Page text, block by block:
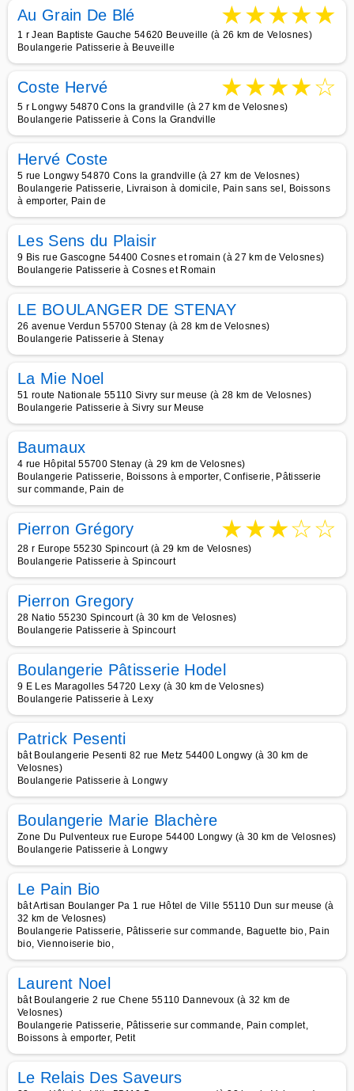
Au Grain De Blé ★★★★★
1 r Jean Baptiste Gauche 54620 Beuveille (à 26 km de Velosnes)
Boulangerie Patisserie à Beuveille
Coste Hervé ★★★★☆
5 r Longwy 54870 Cons la grandville (à 27 km de Velosnes)
Boulangerie Patisserie à Cons la Grandville
Hervé Coste
5 rue Longwy 54870 Cons la grandville (à 27 km de Velosnes)
Boulangerie Patisserie, Livraison à domicile, Pain sans sel, Boissons
à emporter, Pain de
Les Sens du Plaisir
9 Bis rue Gascogne 54400 Cosnes et romain (à 27 km de Velosnes)
Boulangerie Patisserie à Cosnes et Romain
LE BOULANGER DE STENAY
26 avenue Verdun 55700 Stenay (à 28 km de Velosnes)
Boulangerie Patisserie à Stenay
La Mie Noel
51 route Nationale 55110 Sivry sur meuse (à 28 km de Velosnes)
Boulangerie Patisserie à Sivry sur Meuse
Baumaux
4 rue Hôpital 55700 Stenay (à 29 km de Velosnes)
Boulangerie Patisserie, Boissons à emporter, Confiserie, Pâtisserie
sur commande, Pain de
Pierron Grégory ★★★☆☆
28 r Europe 55230 Spincourt (à 29 km de Velosnes)
Boulangerie Patisserie à Spincourt
Pierron Gregory
28 Natio 55230 Spincourt (à 30 km de Velosnes)
Boulangerie Patisserie à Spincourt
Boulangerie Pâtisserie Hodel
9 E Les Maragolles 54720 Lexy (à 30 km de Velosnes)
Boulangerie Patisserie à Lexy
Patrick Pesenti
bât Boulangerie Pesenti 82 rue Metz 54400 Longwy (à 30 km de
Velosnes)
Boulangerie Patisserie à Longwy
Boulangerie Marie Blachère
Zone Du Pulventeux rue Europe 54400 Longwy (à 30 km de Velosnes)
Boulangerie Patisserie à Longwy
Le Pain Bio
bât Artisan Boulanger Pa 1 rue Hôtel de Ville 55110 Dun sur meuse (à
32 km de Velosnes)
Boulangerie Patisserie, Pâtisserie sur commande, Baguette bio, Pain
bio, Viennoiserie bio,
Laurent Noel
bât Boulangerie 2 rue Chene 55110 Dannevoux (à 32 km de
Velosnes)
Boulangerie Patisserie, Pâtisserie sur commande, Pain complet,
Boissons à emporter, Petit
Le Relais Des Saveurs